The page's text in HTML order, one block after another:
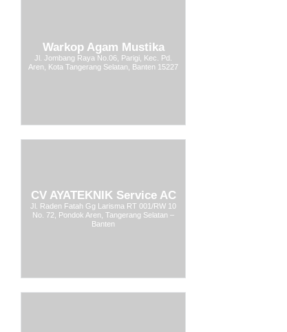
Warkop Agam Mustika
Jl. Jombang Raya No.06, Parigi, Kec. Pd.
Aren, Kota Tangerang Selatan, Banten 15227
CV AYATEKNIK Service AC
Jl. Raden Fatah Gg Larisma RT 001/RW 10
No. 72, Pondok Aren, Tangerang Selatan –
Banten